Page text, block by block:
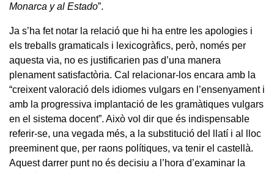
Monarca y al Estado”.
Ja s’ha fet notar la relació que hi ha entre les apologies i
els treballs gramaticals i lexicogràfics, però, només per
aquesta via, no es justificarien pas d’una manera
plenament satisfactòria. Cal relacionar-los encara amb la
“creixent valoració dels idiomes vulgars en l’ensenyament i
amb la progressiva implantació de les gramàtiques vulgars
en el sistema docent”. Això vol dir que és indispensable
referir-se, una vegada més, a la substitució del llatí i al lloc
preeminent que, per raons polítiques, va tenir el castellà.
Aquest darrer punt no és decisiu a l’hora d’examinar la